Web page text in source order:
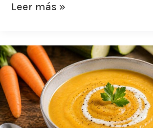
Leer más »
Crema
de
zanahorias,
calabacín,
judías
y
patatas